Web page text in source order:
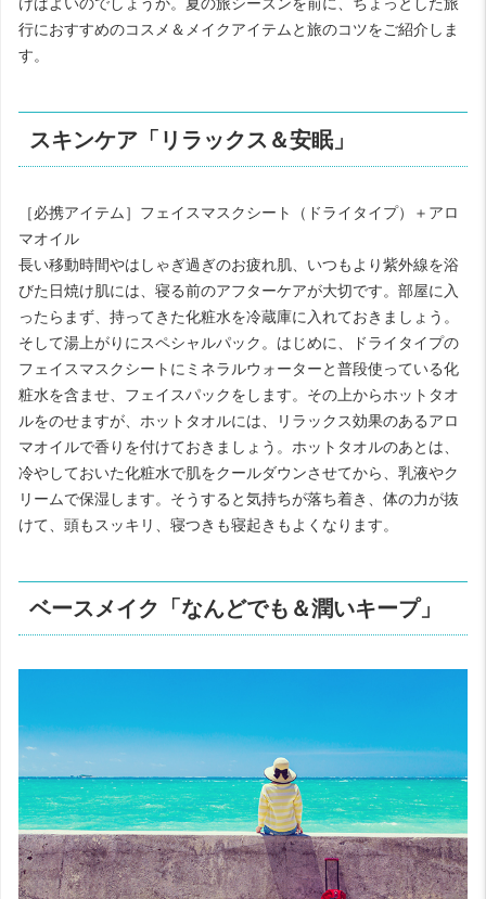
行におすすめのコスメ＆メイクアイテムと旅のコツをご紹介しま
す。
スキンケア「リラックス＆安眠」
［必携アイテム］フェイスマスクシート（ドライタイプ）＋アロ
マオイル
長い移動時間やはしゃぎ過ぎのお疲れ肌、いつもより紫外線を浴
びた日焼け肌には、寝る前のアフターケアが大切です。部屋に入
ったらまず、持ってきた化粧水を冷蔵庫に入れておきましょう。
そして湯上がりにスペシャルパック。はじめに、ドライタイプの
フェイスマスクシートにミネラルウォーターと普段使っている化
粧水を含ませ、フェイスパックをします。その上からホットタオ
ルをのせますが、ホットタオルには、リラックス効果のあるアロ
マオイルで香りを付けておきましょう。ホットタオルのあとは、
冷やしておいた化粧水で肌をクールダウンさせてから、乳液やク
リームで保湿します。そうすると気持ちが落ち着き、体の力が抜
けて、頭もスッキリ、寝つきも寝起きもよくなります。
ベースメイク「なんどでも＆潤いキープ」